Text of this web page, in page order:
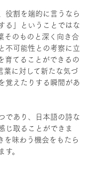
役割を端的に言うなら
る」ということではな
そのものと深く向き合
不可能性との考察に立
育てることができるの
葉に対して新たな気づ
覚えたりする瞬間があ
であり、日本語の詩な
じ取ることができま
を味わう機会をもたら
。